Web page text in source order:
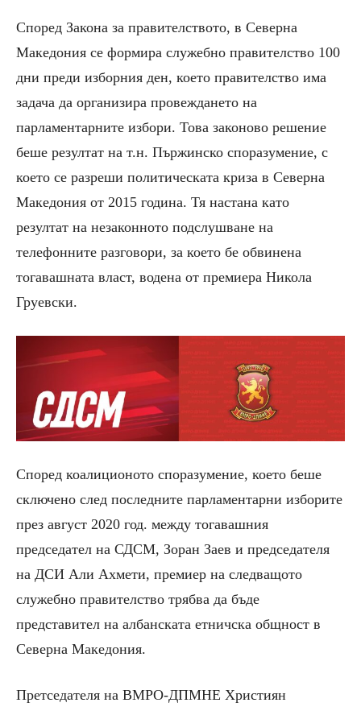
Според Закона за правителството, в Северна
Македония се формира служебно правителство 100
дни преди изборния ден, което правителство има
задача да организира провеждането на
парламентарните избори. Това законово решение
беше резултат на т.н. Пържинско споразумение, с
което се разреши политическата криза в Северна
Македония от 2015 година. Тя настана като
резултат на незаконното подслушване на
телефонните разговори, за което бе обвинена
тогавашната власт, водена от премиера Никола
Груевски.
Според коалиционото споразумение, което беше
сключено след последните парламентарни изборите
през август 2020 год. между тогавашния
председател на СДСМ, Зоран Заев и председателя
на ДСИ Али Ахмети, премиер на следващото
служебно правителство трябва да бъде
представител на албанската етничска общност в
Северна Македония.
Претседателя на ВМРО-ДПМНЕ Християн